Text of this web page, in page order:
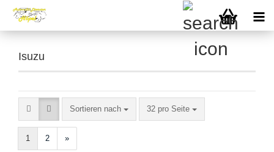
Isuzu
Sortieren nach
Sortieren nach 32 pro Seite
pro Seite
1 2 »